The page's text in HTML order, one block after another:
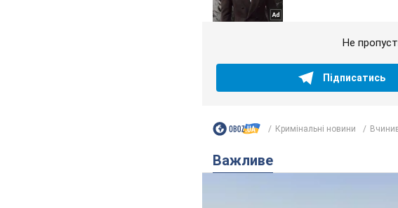
Не
Підписатись
Кримінальні новини
Важливе